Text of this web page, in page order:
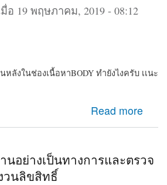
มื่อ 19 พฤษภาคม, 2019 - 08:12
ลังในช่องเนื้อหาBODY ทำยังไงครับ เเนะ
Read more
ส่เป็นภาพพื้นหลังในช่องเนื้อหาBODY
ทำยังไงครับ เเนะนำหน่อย
อย่างเป็นทางการและตรวจ
วนลิขสิทธิ์